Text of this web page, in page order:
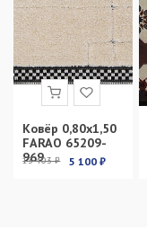
Ковёр 0,80х1,50
FARAO 65209-
969
13 403 ₽ 5 100 ₽